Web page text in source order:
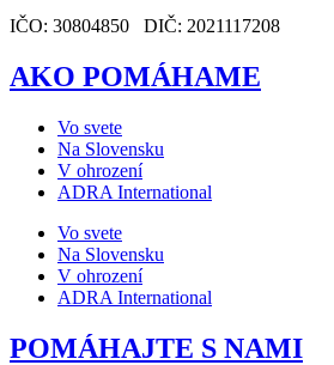
IČO: 30804850 DIČ: 2021117208
AKO POMÁHAME
Vo svete
Na Slovensku
V ohrození
ADRA International
Vo svete
Na Slovensku
V ohrození
ADRA International
POMÁHAJTE S NAMI